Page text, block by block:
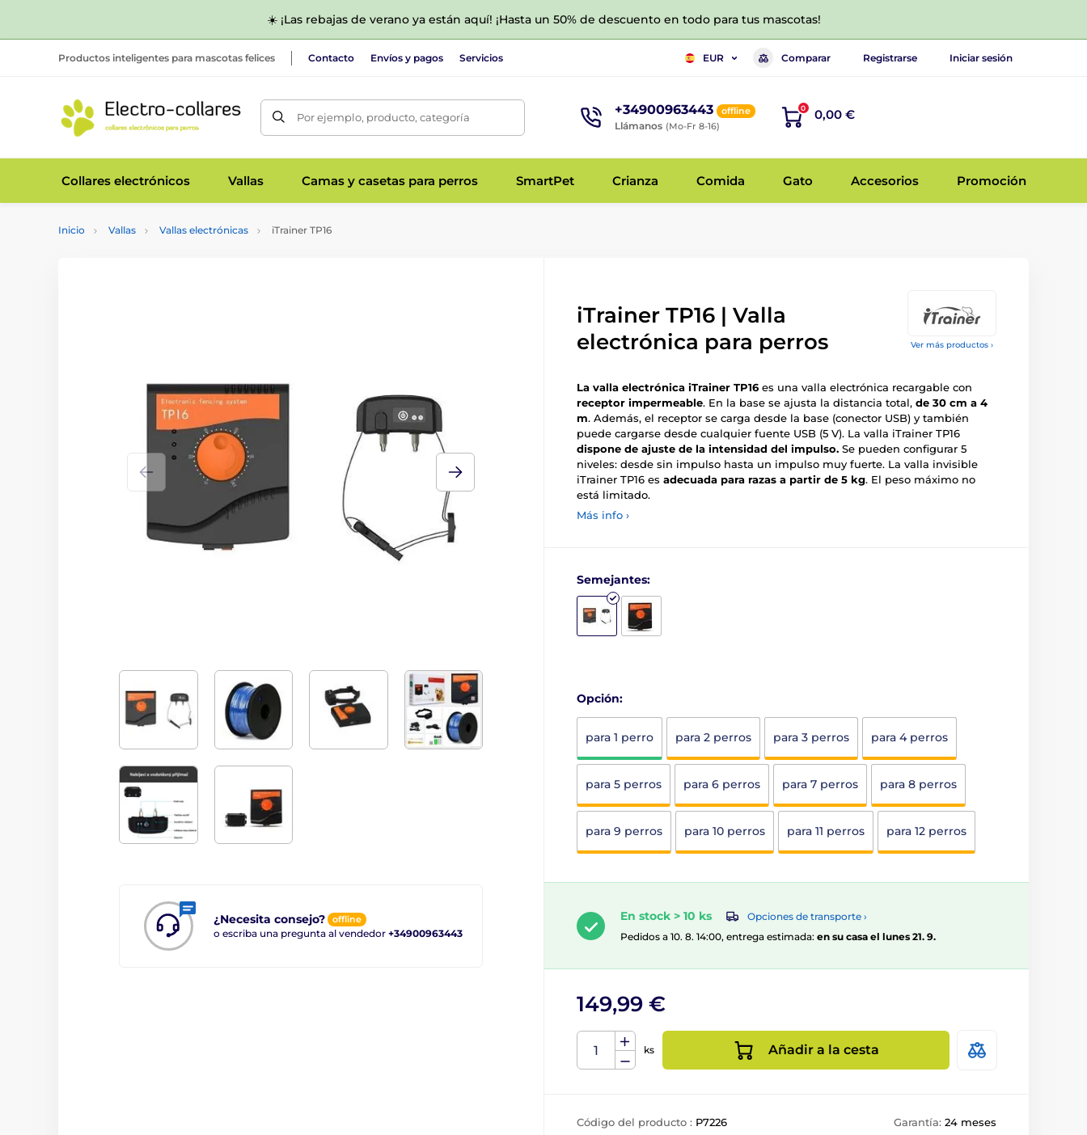
☀️ ¡Las rebajas de verano ya están aquí! ¡Hasta un 50% de descuento en todo para tus mascotas!
Productos inteligentes para mascotas felices Contacto Envíos y pagos Servicios EUR Comparar Registrarse Iniciar sesión
Por ejemplo, producto, categoría +34900963443 offline
Llámanos (Mo-Fr 8-16)
0 0,00 €
Collares electrónicos Vallas Camas y casetas para perros SmartPet Crianza Comida Gato Accesorios Promoción
Inicio Vallas Vallas electrónicas iTrainer TP16
Ver más productos ›
¿Necesita consejo? offline
o escriba una pregunta al vendedor +34900963443
iTrainer TP16 | Valla
electrónica para perros
La valla electrónica iTrainer TP16 es una valla electrónica recargable con
receptor impermeable. En la base se ajusta la distancia total, de 30 cm a 4
m. Además, el receptor se carga desde la base (conector USB) y también
puede cargarse desde cualquier fuente USB (5 V). La valla iTrainer TP16
dispone de ajuste de la intensidad del impulso. Se pueden configurar 5
niveles: desde sin impulso hasta un impulso muy fuerte. La valla invisible
iTrainer TP16 es adecuada para razas a partir de 5 kg. El peso máximo no
está limitado.
Más info ›
Semejantes:
Opción:
para 1 perro para 2 perros para 3 perros para 4 perros
para 5 perros para 6 perros para 7 perros para 8 perros
para 9 perros para 10 perros para 11 perros para 12 perros
En stock > 10 ks
Opciones de transporte ›
Pedidos a 10. 8. 14:00, entrega estimada: en su casa el lunes 21. 9.
149,99 €
ks Añadir a la cesta
Código del producto : P7226 Garantía: 24 meses